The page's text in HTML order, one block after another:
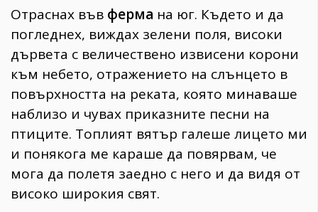
Отраснах във ферма на юг. Където и да
погледнех, виждах зелени поля, високи
дървета с величествено извисени корони
към небето, отражението на слънцето в
повърхността на реката, която минаваше
наблизо и чувах приказните песни на
птиците. Топлият вятър галеше лицето ми
и понякога ме караше да повярвам, че
мога да полетя заедно с него и да видя от
високо широкия свят.